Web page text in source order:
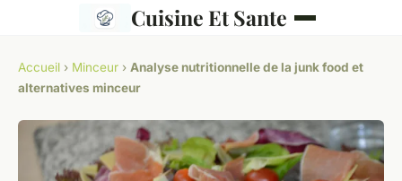
Cuisine Et Sante
Accueil › Minceur › Analyse nutritionnelle de la junk food et
alternatives minceur